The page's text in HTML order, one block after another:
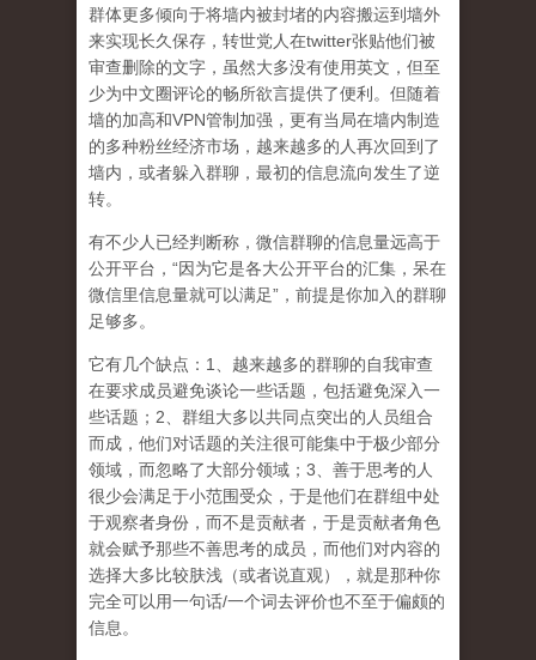
群体更多倾向于将墙内被封堵的内容搬运到墙外
来实现长久保存，转世党人在twitter张贴他们被
审查删除的文字，虽然大多没有使用英文，但至
少为中文圈评论的畅所欲言提供了便利。但随着
墙的加高和VPN管制加强，更有当局在墙内制造
的多种粉丝经济市场，越来越多的人再次回到了
墙内，或者躲入群聊，最初的信息流向发生了逆
转。
有不少人已经判断称，微信群聊的信息量远高于
公开平台，“因为它是各大公开平台的汇集，呆在
微信里信息量就可以满足”，前提是你加入的群聊
足够多。
它有几个缺点：1、越来越多的群聊的自我审查
在要求成员避免谈论一些话题，包括避免深入一
些话题；2、群组大多以共同点突出的人员组合
而成，他们对话题的关注很可能集中于极少部分
领域，而忽略了大部分领域；3、善于思考的人
很少会满足于小范围受众，于是他们在群组中处
于观察者身份，而不是贡献者，于是贡献者角色
就会赋予那些不善思考的成员，而他们对内容的
选择大多比较肤浅（或者说直观），就是那种你
完全可以用一句话/一个词去评价也不至于偏颇的
信息。